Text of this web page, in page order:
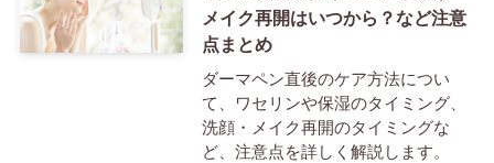
メイク再開はいつから？など注意
点まとめ
ダーマペン直後のケア方法につい
て、ワセリンや保湿のタイミング、
洗顔・メイク再開のタイミングな
ど、注意点を詳しく解説します。